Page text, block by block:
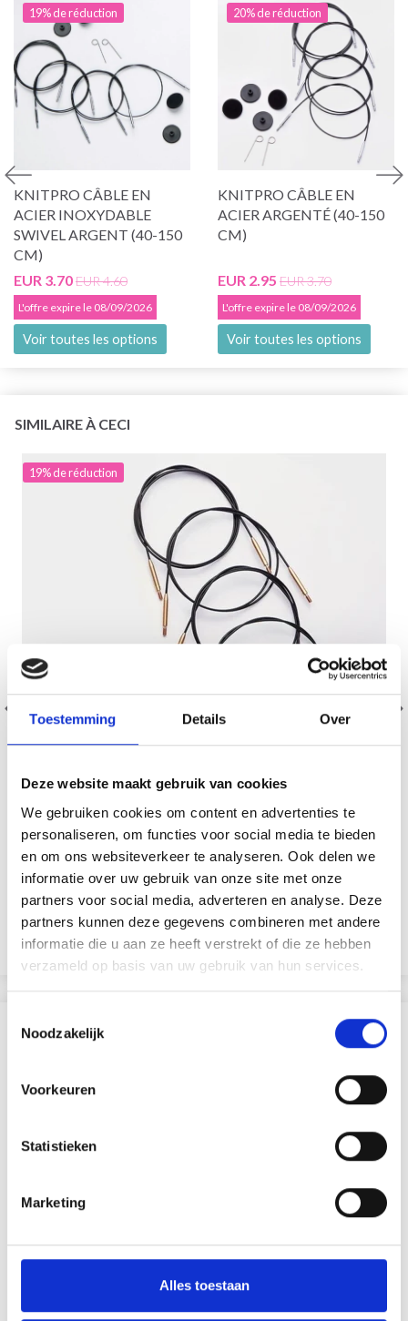
Toestemming Details Over
Deze website maakt gebruik van cookies
We gebruiken cookies om content en advertenties te
personaliseren, om functies voor social media te bieden
en om ons websiteverkeer te analyseren. Ook delen we
informatie over uw gebruik van onze site met onze
partners voor social media, adverteren en analyse. Deze
partners kunnen deze gegevens combineren met andere
informatie die u aan ze heeft verstrekt of die ze hebben
verzameld op basis van uw gebruik van hun services.
Noodzakelijk
Voorkeuren
Statistieken
Marketing
Alles toestaan
19% de réduction
KNITPRO CÂBLE EN
ACIER INOXYDABLE
SWIVEL ARGENT (40-150
CM)
EUR 3.70EUR 4.60
L'offre expire le 08/09/2026
Voir toutes les options
20% de réduction
KNITPRO CÂBLE EN
ACIER ARGENTÉ (40-150
CM)
EUR 2.95 EUR 3.70
L'offre expire le 08/09/2026
Voir toutes les options
SIMILAIRE À CECI
19% de réduction
KNITPRO CÂBLE EN ACIER INOXYDABLE SWIVEL OR
(40-150 CM)
EUR 3.70 EUR 4.60
L'offre expire le 08/09/2026
Voir toutes les options
D'AUTRES ONT ÉGALEMENT